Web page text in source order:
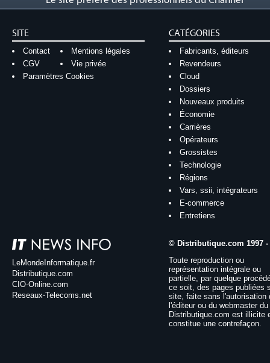
SITE
Contact
Mentions légales
CGV
Vie privée
Paramètres Cookies
CATÉGORIES
Fabricants, éditeurs
Revendeurs
Cloud
Dossiers
Nouveaux produits
Économie
Carrières
Opérateurs
Grossistes
Technologie
Régions
Vars, ssii, intégrateurs
E-commerce
Entretiens
LeMondeInformatique.fr
Distributique.com
CIO-Online.com
Reseaux-Telecoms.net
© Distributique.com 1997 -
Toute reproduction ou
représentation intégrale ou
partielle, par quelque
ce soit, des pages publiées
site, faite sans l'autorisation
l'éditeur ou du webmaster
Distributique.com est illicite
constitue une contrefaçon.